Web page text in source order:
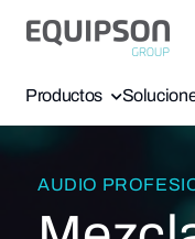
Productos
AUDIO